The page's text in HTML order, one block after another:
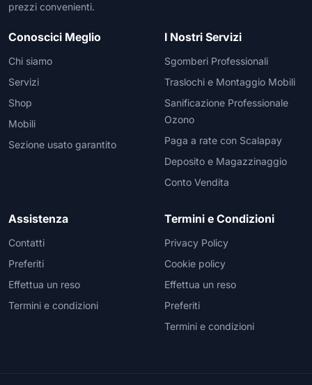
prezzi convenienti.
Conoscici Meglio
Chi siamo
Servizi
Shop
Mobili
Sezione usato garantito
I Nostri Servizi
Sgomberi Professionali
Traslochi e Montaggio Mobili
Sanificazione Professionale
Ozono
Paga a rate con Scalapay
Deposito e Magazzinaggio
Conto Vendita
Assistenza
Contatti
Preferiti
Effettua un reso
Termini e condizioni
Termini e Condizioni
Privacy Policy
Cookie policy
Effettua un reso
Preferiti
Termini e condizioni